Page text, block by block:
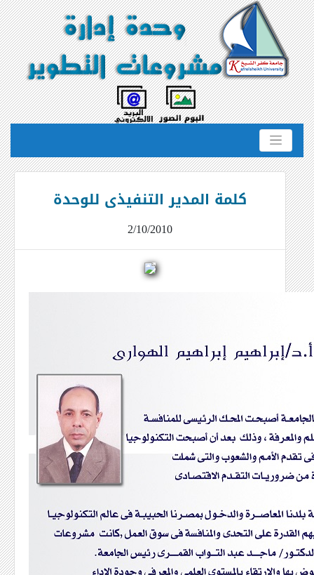
كلمة المدير التنفيذى للوحدة
2/10/2010